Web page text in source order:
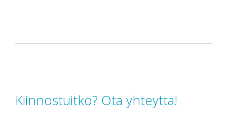
Kiinnostuitko? Ota yhteyttä!